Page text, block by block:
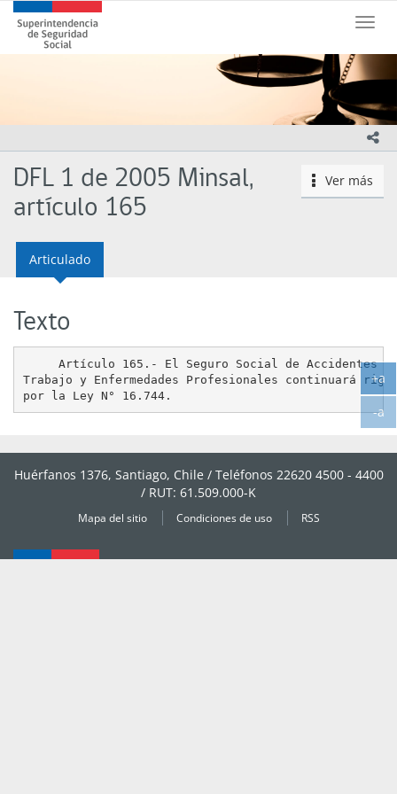
principal
Toggle
Superintendencia
de
Seguridad
Gobierno
Chile
icono
Ver más
DFL 1 de 2005 Minsal,
artículo 165
Articulado
Texto
Artículo 165.- El Seguro Social de Accidentes
Trabajo y Enfermedades Profesionales continuará
Huérfanos 1376, Santiago, Chile / Teléfonos 22620 4500 - 4400
/ RUT: 61.509.000-K
Mapa del sitio Condiciones de uso RSS
+a
-a